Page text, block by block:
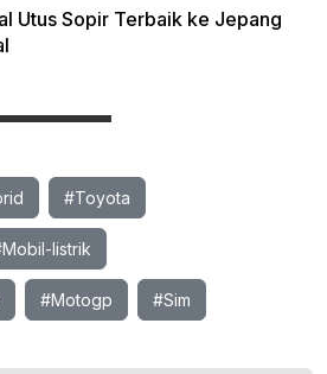
Utus Sopir Terbaik ke Jepang
#Toyota
listrik
#Motogp #Sim